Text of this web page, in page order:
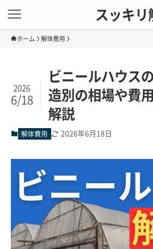
スッキリ
ホーム 解体費用
ビニールハウス
造別の相場や費
解説
2026
6/18
解体費用 2026年6月18日